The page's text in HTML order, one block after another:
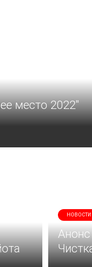
место 2022"
НОВОСТИ
Анонс